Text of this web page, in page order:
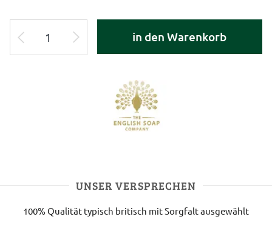
in den Warenkorb
UNSER VERSPRECHEN
100% Qualität typisch britisch mit Sorgfalt ausgewählt